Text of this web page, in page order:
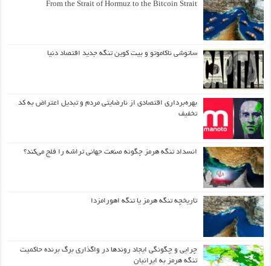
From the Strait of Hormuz to the Bitcoin Strait
ساتوشی ناکاموتو و بیت کوین تنگه جدید اقتصاد دنیا
بهره‌برداری اقتصادی از نارضایتی مردم و تبدیل اعتراض به کد
تخفیف
انسداد تنگه هرمز چگونه صنعت جهانی تراشه را فلج می‌کند؟
تاریخچه تنگه هرمز یا تنگه اهورامزدا
چرایی و چگونگی ایجاد روندها در واگذاری برگ برنده حاکمیت
تنگه هرمز به ایرانیان